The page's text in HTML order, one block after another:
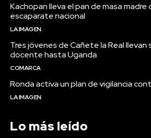
Kachopan lleva el pan de masa madre
escaparate nacional
LA IMAGEN
Tres jóvenes de Cañete la Real llevan
docente hasta Uganda
COMARCA
Ronda activa un plan de vigilancia
LA IMAGEN
Lo más leído